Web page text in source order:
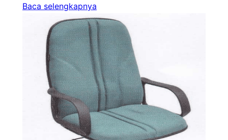
Baca selengkapnya